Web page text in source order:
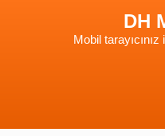
DH
Mobil